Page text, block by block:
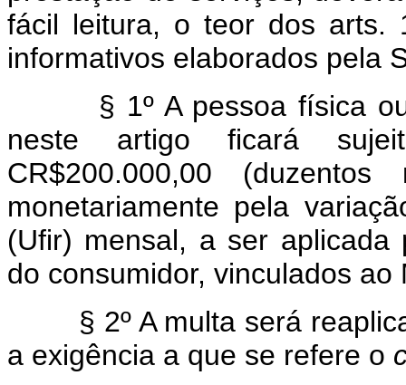
fácil leitura, o teor dos arts.
informativos elaborados pela
§ 1º A pessoa física ou
neste artigo ficará
CR$200.000,00
monetariamente pela
(Ufir) mensal, a ser
do consumidor, vinculados ao
§ 2º A multa será
a exigência a que se refere o